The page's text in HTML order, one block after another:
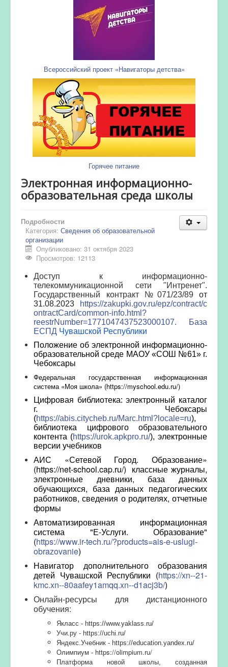
Всероссийский проект «Навигаторы детства»
Горячее питание
Электронная информационно-
образовательная среда школы
Подробности
Категория: Сведения об образовательной
организации
Опубликовано: 31 октября 2023
Просмотров: 12113
Доступ к информационно-
телекоммуникационной сети "Интренет".
Государственный контракт №071/23/89 от
31.08.2023
https://zakupki.gov.ru/epz/contract/c
ontractCard/common-info.html?
reestrNumber=1771047437523000107.
База
ЕСПД Чувашской Республики
Положение об электронной информационно-
образовательной среде МАОУ «СОШ №61» г.
Чебоксары
Федеральная государственная информационная
система «Моя школа» (https://myschool.edu.ru/)
Цифровая библиотека: электронный каталог
г. Чебоксары
(https://abis.citycheb.ru/Marc.html?locale=ru),
библиотека цифрового образовательного
контента (https://urok.apkpro.ru/), электронные
версии учебников
АИС «Сетевой Город. Образование»
(https://net-school.cap.ru/) классные журналы,
электронные дневники, база данных
обучающихся, база данных педагогических
работников, сведения о родителях, отчетные
формы
Автоматизированная информационная
система "Е-Услуги. Образование"
(https://www.ir-tech.ru/?products=ais-e-uslugi-
obrazovanie)
Навигатор дополнительного образования
детей Чувашской Республики (https://xn--21-
kmc.xn--80aafey1amqq.xn--d1acj3b/)
Онлайн-ресурсы для дистанционного
обучения:
Якласс - https://www.yaklass.ru/
Учи.ру - https://uchi.ru/
Яндекс.Учебник - https://education.yandex.ru/
Олимпиум - https://olimpium.ru/
Платформа новой школы, созданная